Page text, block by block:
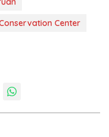
Center